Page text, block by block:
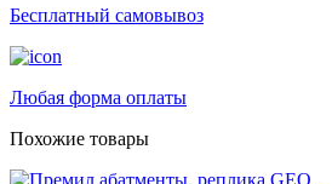
Бесплатный самовывоз
Любая форма оплаты
Похожие товары